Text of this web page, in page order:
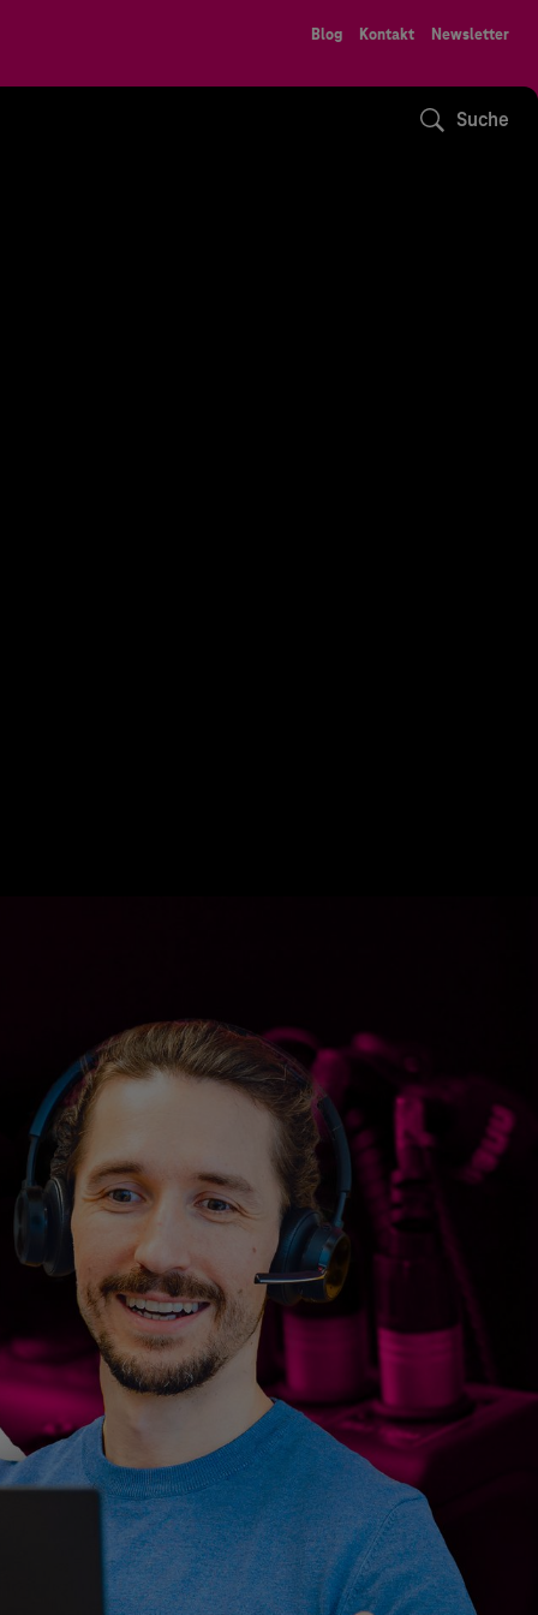
Blog Kontakt Newsletter
Suche